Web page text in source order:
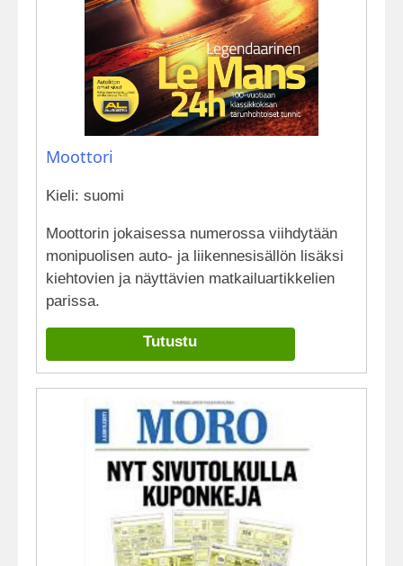
Moottori
Kieli: suomi
Moottorin jokaisessa numerossa viihdytään
monipuolisen auto- ja liikennesisällön lisäksi
kiehtovien ja näyttävien matkailuartikkelien
parissa.
Tutustu